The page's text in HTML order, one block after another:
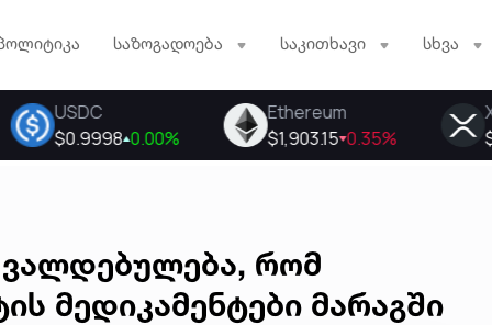
საზოგადოება საკითხავი სხვა
ვალდებულება, რომ
მედიკამენტები მარაგში